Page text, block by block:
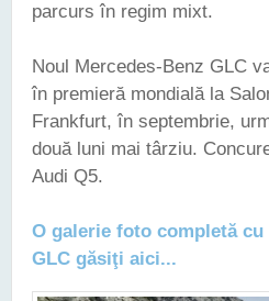
parcurs în regim mixt.
Noul Mercedes-Benz GLC
în premieră mondială la
Frankfurt, în septembrie,
două luni mai târziu.
Audi Q5.
O galerie foto completă cu
GLC găsiţi aici...